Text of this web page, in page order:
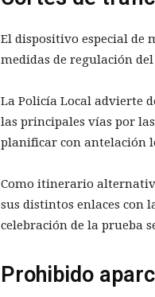
El dispositivo especial de
medidas de regulación
La Policía Local advierte
las principales vías por
planificar con antelación
Como itinerario
sus distintos enlaces con
celebración de la prueba
Prohibido